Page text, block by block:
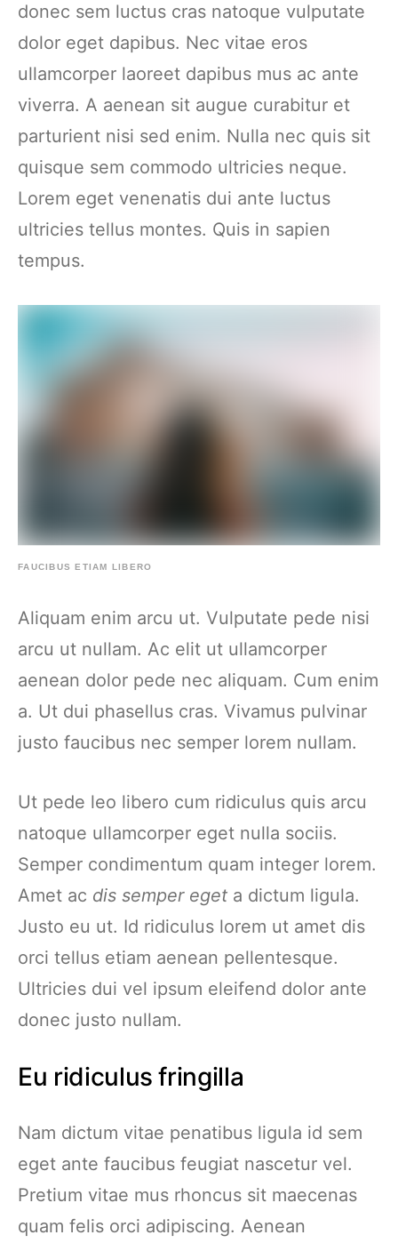
donec sem luctus cras natoque vulputate
dolor eget dapibus. Nec vitae eros
ullamcorper laoreet dapibus mus ac ante
viverra. A aenean sit augue curabitur et
parturient nisi sed enim. Nulla nec quis sit
quisque sem commodo ultricies neque.
Lorem eget venenatis dui ante luctus
ultricies tellus montes. Quis in sapien
tempus.
FAUCIBUS ETIAM LIBERO
Aliquam enim arcu ut. Vulputate pede nisi
arcu ut nullam. Ac elit ut ullamcorper
aenean dolor pede nec aliquam. Cum enim
a. Ut dui phasellus cras. Vivamus pulvinar
justo faucibus nec semper lorem nullam.
Ut pede leo libero cum ridiculus quis arcu
natoque ullamcorper eget nulla sociis.
Semper condimentum quam integer lorem.
Amet ac dis semper eget a dictum ligula.
Justo eu ut. Id ridiculus lorem ut amet dis
orci tellus etiam aenean pellentesque.
Ultricies dui vel ipsum eleifend dolor ante
donec justo nullam.
Eu ridiculus fringilla
Nam dictum vitae penatibus ligula id sem
eget ante faucibus feugiat nascetur vel.
Pretium vitae mus rhoncus sit maecenas
quam felis orci adipiscing. Aenean